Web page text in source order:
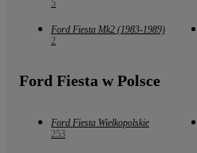
5
Ford Fiesta Mk2 (1983-1989)
2
Ford Fiesta w Polsce
Ford Fiesta Wielkopolskie
253